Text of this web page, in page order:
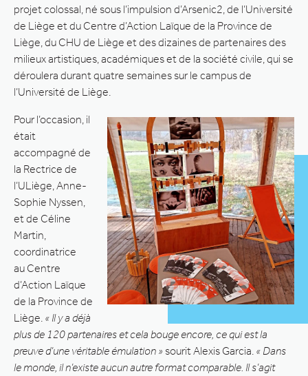
projet colossal, né sous l’impulsion d’Arsenic2, de l’Université
de Liège et du Centre d’Action Laïque de la Province de
Liège, du CHU de Liège et des dizaines de partenaires des
milieux artistiques, académiques et de la société civile, qui se
déroulera durant quatre semaines sur le campus de
l’Université de Liège.
Pour l’occasion, il
était
accompagné de
la Rectrice de
l’ULiège, Anne-
Sophie Nyssen,
et de Céline
Martin,
coordinatrice
au Centre
d’Action Laïque
de la Province de
Liège. « Il y a déjà
plus de 120 partenaires et cela bouge encore, ce qui est la
preuve d’une véritable émulation » sourit Alexis Garcia. « Dans
le monde, il n’existe aucun autre format comparable. Il s’agit